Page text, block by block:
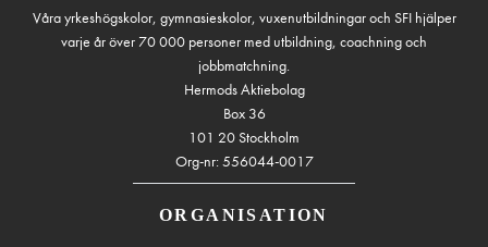
Våra yrkeshögskolor, gymnasieskolor, vuxenutbildningar och SFI hjälper
varje år över 70 000 personer med utbildning, coachning och
jobbmatchning.
Hermods Aktiebolag
Box 36
101 20 Stockholm
Org-nr: 556044-0017
ORGANISATION